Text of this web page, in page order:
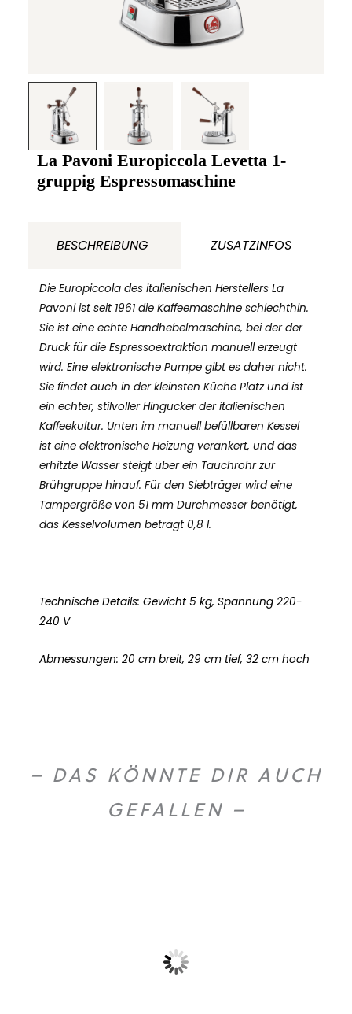
La Pavoni Europiccola Levetta 1-
gruppig Espressomaschine
BESCHREIBUNG ZUSATZINFOS
Die Europiccola des italienischen Herstellers La
Pavoni ist seit 1961 die Kaffeemaschine schlechthin.
Sie ist eine echte Handhebelmaschine, bei der der
Druck für die Espressoextraktion manuell erzeugt
wird. Eine elektronische Pumpe gibt es daher nicht.
Sie findet auch in der kleinsten Küche Platz und ist
ein echter, stilvoller Hingucker der italienischen
Kaffeekultur. Unten im manuell befüllbaren Kessel
ist eine elektronische Heizung verankert, und das
erhitzte Wasser steigt über ein Tauchrohr zur
Brühgruppe hinauf. Für den Siebträger wird eine
Tampergröße von 51 mm Durchmesser benötigt,
das Kesselvolumen beträgt 0,8 l.
Technische Details: Gewicht 5 kg, Spannung 220-
240 V
Abmessungen: 20 cm breit, 29 cm tief, 32 cm hoch
– DAS KÖNNTE DIR AUCH
GEFALLEN –